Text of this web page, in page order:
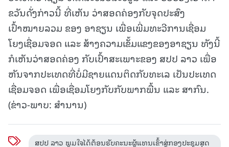
ຂວັນດັ່ງກ່າວນີ້ ທີ່ເຫັນ ວ່າສອດຄ່ອງກັບຈຸດປະສົງ
ເປົ້າໝາຍລວມ ຂອງ ອາຊຽນ ເພື່ອເພີ່ມທະວີການເຊື່ອມ
ໂຍງເຊື່ອມຈອດ ແລະ ສ້າງຄວາມເຂັ້ມແຂງຂອງອາຊຽນ ທັງນີ້
ກໍເຫັນວ່າສອດຄ່ອງ ກັບເປົ້າສະເພາະຂອງ ສປປ ລາວ ເພື່ອ
ຫັນຈາກປະເທດທີ່ບໍ່ມີຊາຍແດນຕິດກັບທະເລ ເປັນປະເທດ
ເຊື່ອມຈອດ ເພື່ອເຊື່ອມໂຍງກັບກັບພາກພື້ນ ແລະ ສາກົນ.
(ຂ່າວ-ພາບ: ສຳນານ)
ສປປ ລາວ ພູມໃຈໄດ້ຕ້ອນຮັບຄະນະຜູ້ແທນເຂົ້າສູ່ກອງປະຊຸມສຸດ